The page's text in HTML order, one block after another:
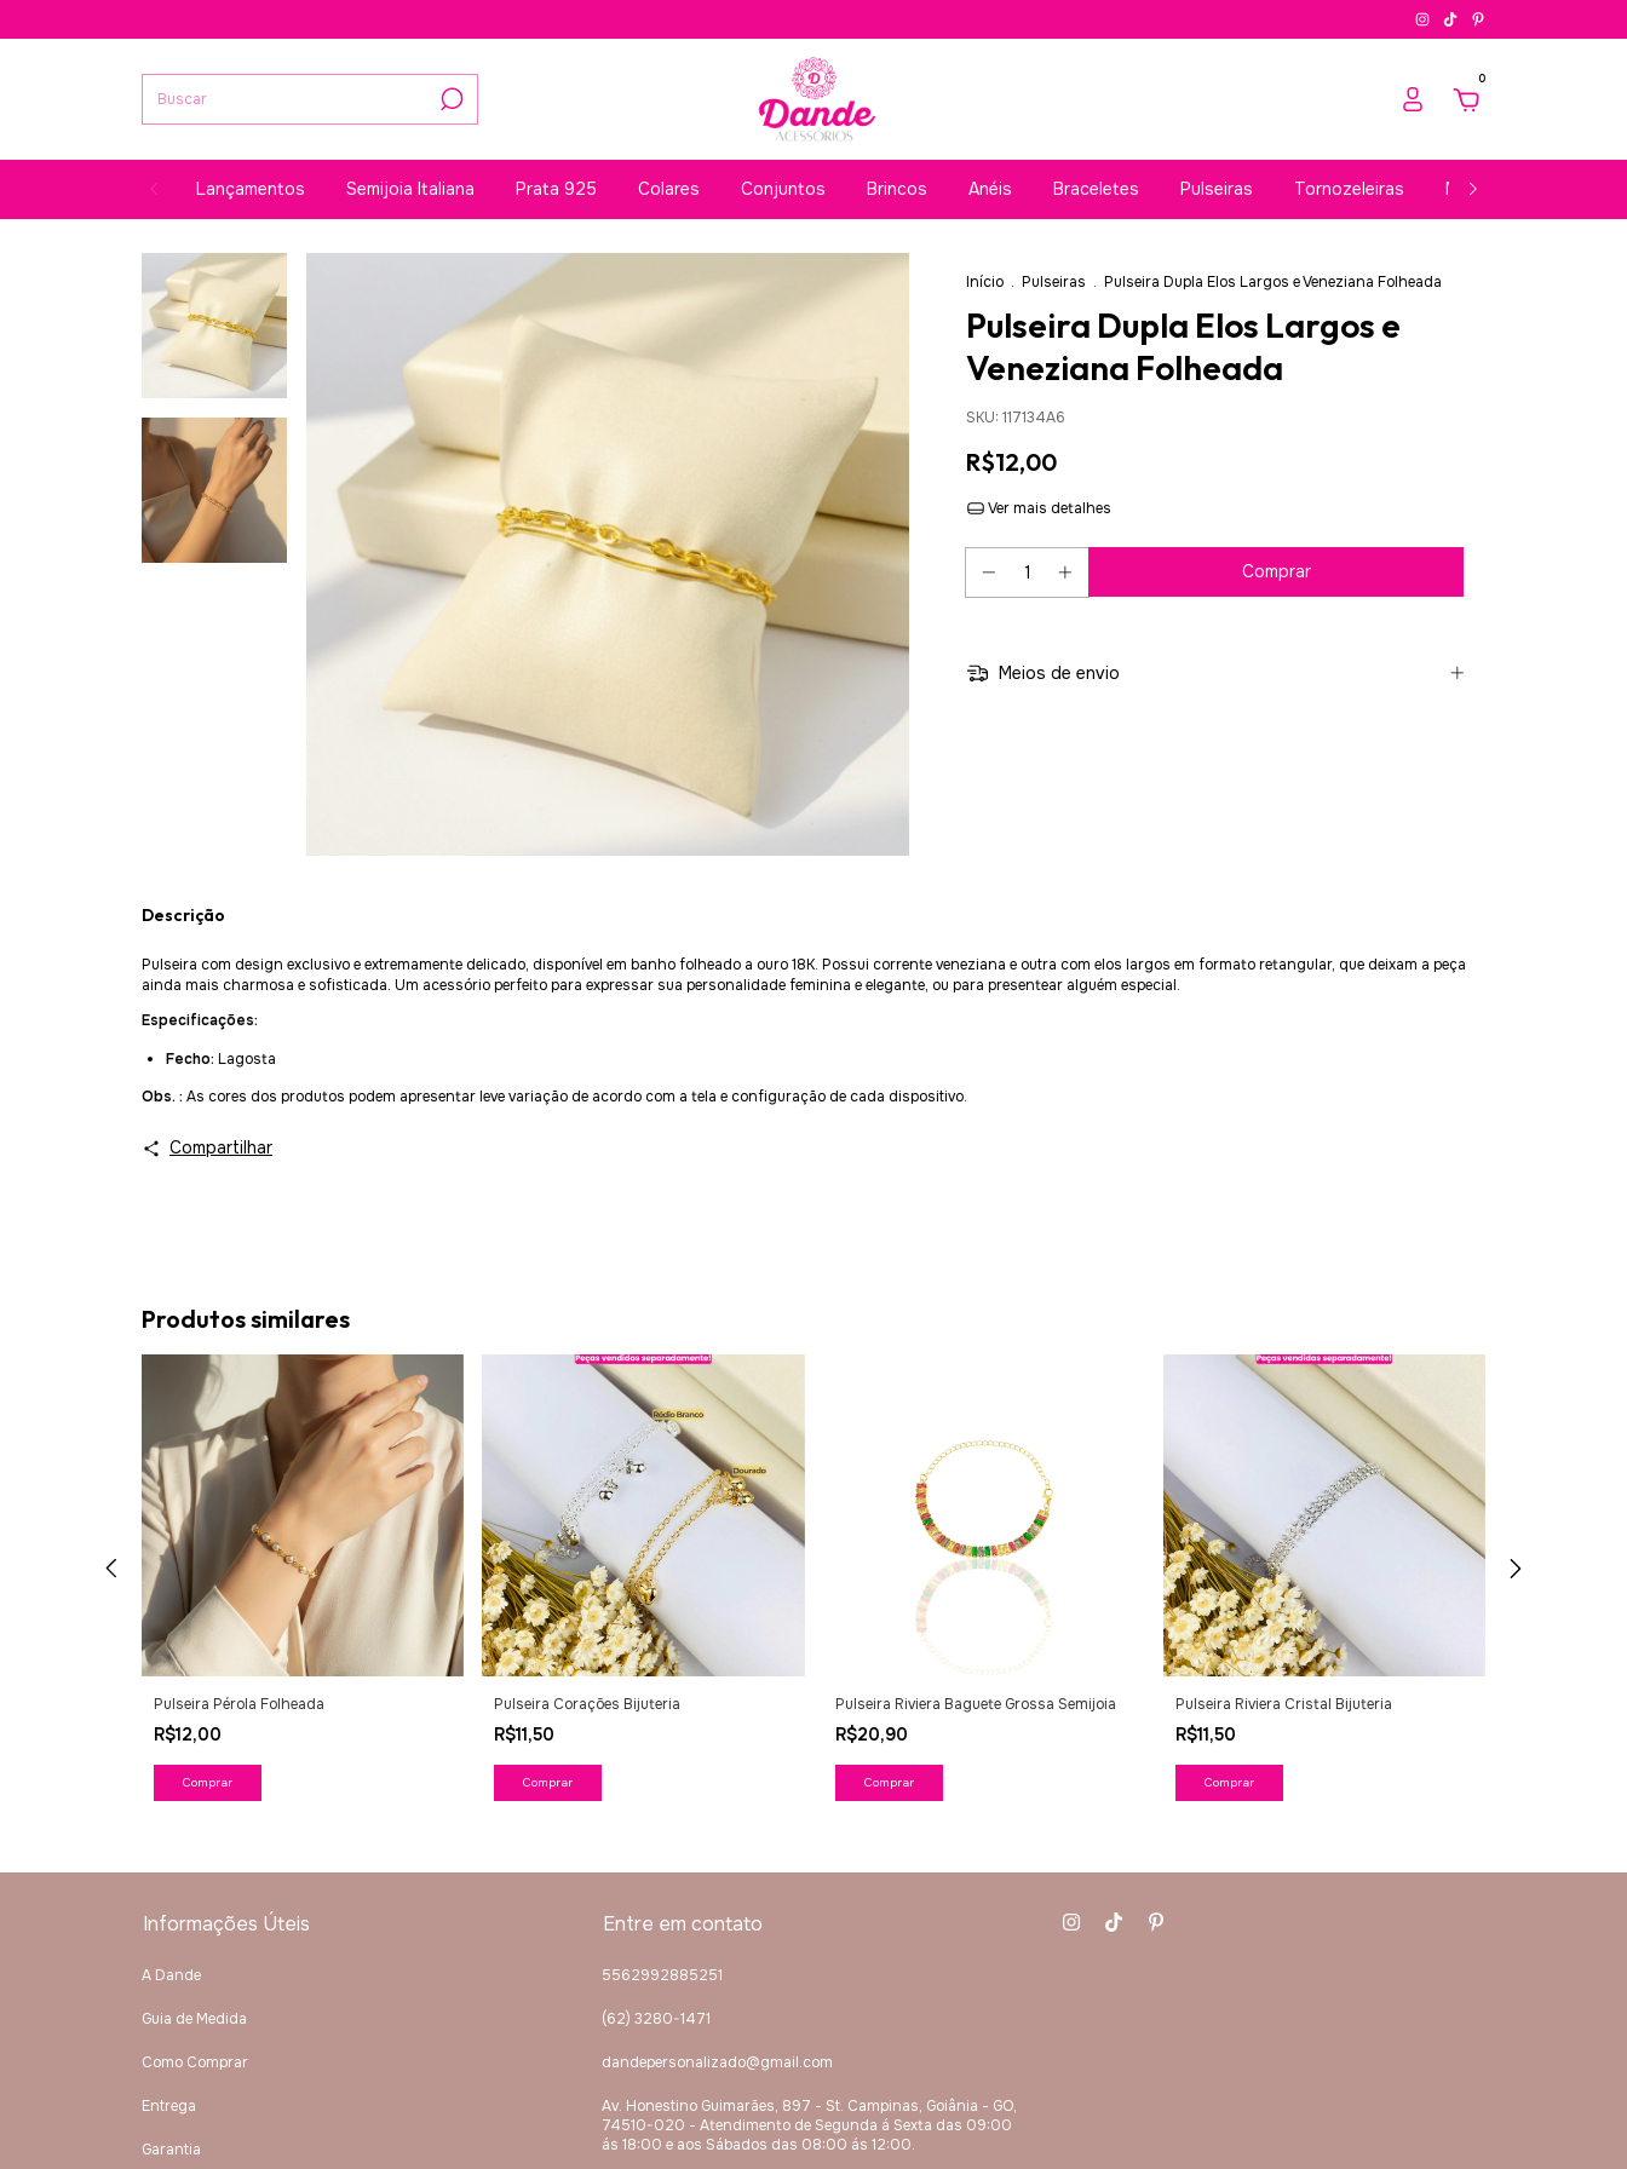
0
Lançamentos Semijoia Italiana Prata 925 Colares Conjuntos Brincos Anéis Braceletes Pulseiras Tornozeleiras Masculinos
Início . Pulseiras . Pulseira Dupla Elos Largos e Veneziana Folheada
Pulseira Dupla Elos Largos e
Veneziana Folheada
SKU: 117134A6
R$12,00
Ver mais detalhes
Meios de envio
Descrição
Pulseira com design exclusivo e extremamente delicado, disponível em banho folheado a ouro 18K. Possui corrente veneziana e outra com elos largos em formato retangular, que deixam a peça
ainda mais charmosa e sofisticada. Um acessório perfeito para expressar sua personalidade feminina e elegante, ou para presentear alguém especial.
Especificações:
Fecho: Lagosta
Obs. : As cores dos produtos podem apresentar leve variação de acordo com a tela e configuração de cada dispositivo.
Compartilhar
Produtos similares
Pulseira Pérola Folheada
R$12,00
Pulseira Corações Bijuteria
R$11,50
Comprar
Pulseira Riviera Baguete Grossa Semijoia
R$20,90
Comprar
Pulseira Riviera Cristal Bijuteria
R$11,50
Informações Úteis
A Dande
Guia de Medida
Como Comprar
Entrega
Garantia
Entre em contato
5562992885251
(62) 3280-1471
dandepersonalizado@gmail.com
Av. Honestino Guimarães, 897 - St. Campinas, Goiânia - GO,
74510-020 - Atendimento de Segunda á Sexta das 09:00
ás 18:00 e aos Sábados das 08:00 ás 12:00.